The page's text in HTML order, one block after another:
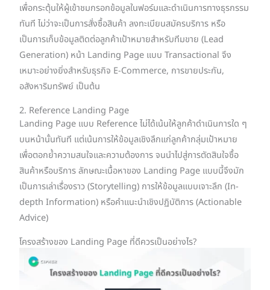
เพื่อกระตุ้นให้ผู้เข้าชมกรอกข้อมูลในฟอร์มและดำเนินการทางธุรกรรม
ทันที ไม่ว่าจะเป็นการสั่งซื้อสินค้า ลงทะเบียนสมัครบริการ หรือ
เป็นการเก็บข้อมูลติดต่อลูกค้าเป้าหมายสำหรับทีมขาย (Lead
Generation) หน้า Landing Page แบบ Transactional จึง
เหมาะอย่างยิ่งสำหรับธุรกิจ E-Commerce, การขายประกัน,
อสังหาริมทรัพย์ เป็นต้น
2. Reference Landing Page
Landing Page แบบ Reference ไม่ได้เน้นให้ลูกค้าดำเนินการใด ๆ
บนหน้านั้นทันที แต่เน้นการให้ข้อมูลเชิงลึกแก่ลูกค้ากลุ่มเป้าหมาย
เพื่อตอกย้ำความสนใจและความต้องการ จนนำไปสู่การตัดสินใจซื้อ
สินค้าหรือบริการ ลักษณะเนื้อหาของ Landing Page แบบนี้จึงมัก
เป็นการเล่าเรื่องราว (Storytelling) การให้ข้อมูลแบบเจาะลึก (In-
depth Information) หรือคำแนะนำเชิงปฏิบัติการ (Actionable
Advice)
โครงสร้างของ Landing Page ที่ดีควรเป็นอย่างไร?